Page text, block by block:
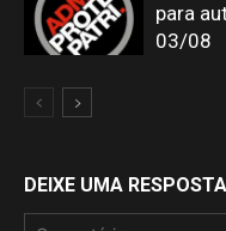
para
03/08
DEIXE UMA RESPOSTA